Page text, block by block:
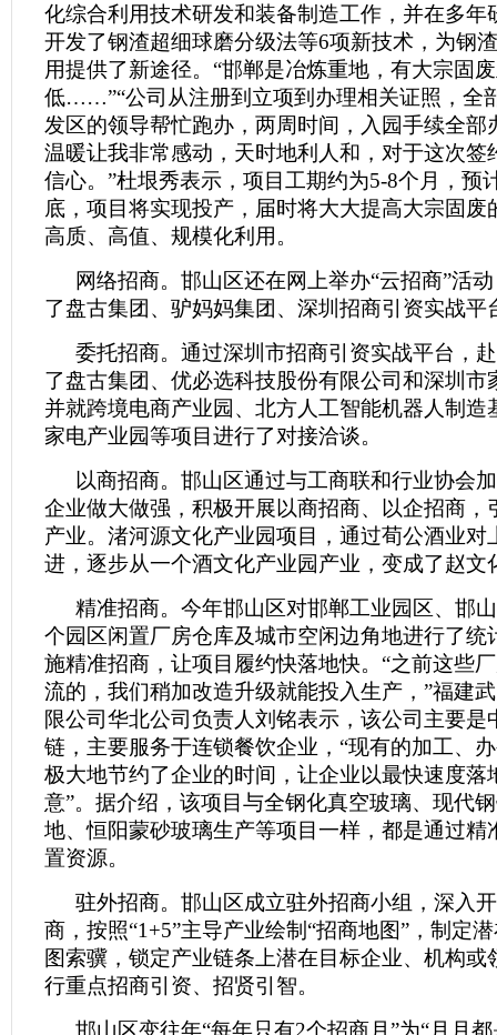
化综合利用技术研发和装备制造工作，并在多年
开发了钢渣超细球磨分级法等6项新技术，为钢
用提供了新途径。“邯郸是冶炼重地，有大宗固
低……”“公司从注册到立项到办理相关证照，全
发区的领导帮忙跑办，两周时间，入园手续全部
温暖让我非常感动，天时地利人和，对于这次签
信心。”杜垠秀表示，项目工期约为5-8个月，预
底，项目将实现投产，届时将大大提高大宗固废
高质、高值、规模化利用。
网络招商。邯山区还在网上举办“云招商”活
了盘古集团、驴妈妈集团、深圳招商引资实战平
委托招商。通过深圳市招商引资实战平台，
了盘古集团、优必选科技股份有限公司和深圳市
并就跨境电商产业园、北方人工智能机器人制造
家电产业园等项目进行了对接洽谈。
以商招商。邯山区通过与工商联和行业协会
企业做大做强，积极开展以商招商、以企招商，
产业。渚河源文化产业园项目，通过荀公酒业对
进，逐步从一个酒文化产业园产业，变成了赵文
精准招商。今年邯山区对邯郸工业园区、邯
个园区闲置厂房仓库及城市空闲边角地进行了统
施精准招商，让项目履约快落地快。“之前这些
流的，我们稍加改造升级就能投入生产，”福建
限公司华北公司负责人刘铭表示，该公司主要是
链，主要服务于连锁餐饮企业，“现有的加工、
极大地节约了企业的时间，让企业以最快速度落
意”。据介绍，该项目与全钢化真空玻璃、现代
地、恒阳蒙砂玻璃生产等项目一样，都是通过精
置资源。
驻外招商。邯山区成立驻外招商小组，深入
商，按照“1+5”主导产业绘制“招商地图”，制定
图索骥，锁定产业链条上潜在目标企业、机构或
行重点招商引资、招贤引智。
邯山区变往年“每年只有2个招商月”为“月月